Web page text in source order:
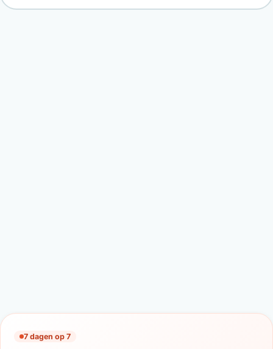
7 dagen op 7